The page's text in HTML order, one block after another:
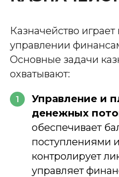
Казначейство
управлении
Основные задачи
охватывают:
1
Управление и
денежных
обеспечивает
поступлениями
контролирует
управляет